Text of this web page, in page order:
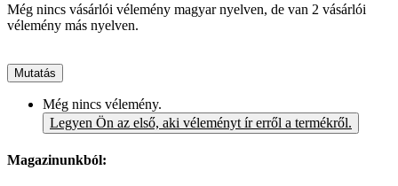
Még nincs vásárlói vélemény magyar nyelven, de van 2 vásárlói
vélemény más nyelven.
Mutatás
Még nincs vélemény.
Legyen Ön az első, aki véleményt ír erről a termékről.
Magazinunkból: